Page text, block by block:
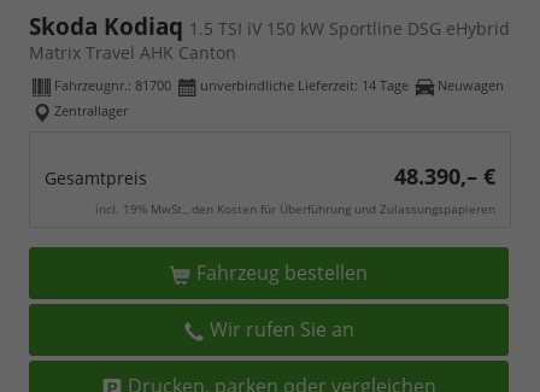
Skoda Kodiaq 1.5 TSI iV 150 kW Sportline DSG eHybrid
Matrix Travel AHK Canton
Fahrzeugnr.: 81700 unverbindliche Lieferzeit: 14 Tage
Neuwagen
Zentrallager
Gesamtpreis 48.390,– €
incl. 19% MwSt., den Kosten für Überführung und Zulassungspapieren
Fahrzeug bestellen
Wir rufen Sie an
Drucken, parken oder vergleichen